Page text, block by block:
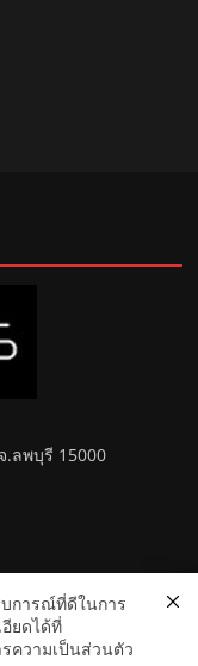
.ลพบุรี 15000
สุดคูล สถานีวิทยุ FM
การณ์ที่ดีในการ
ยดได้ที่
ความเป็นส่วนตัว